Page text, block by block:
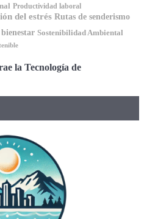
Productividad laboral
del estrés Rutas de senderismo
Sostenibilidad Ambiental
la Tecnología de